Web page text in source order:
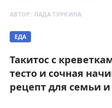
АВТОР: ЛАДА ТУРКИНА
ЕДА
Такитос с
тесто и сочная
рецепт для семьи